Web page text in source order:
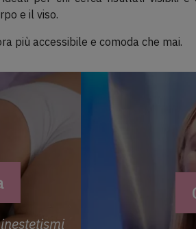
e il viso.
più accessibile e comoda che mai.